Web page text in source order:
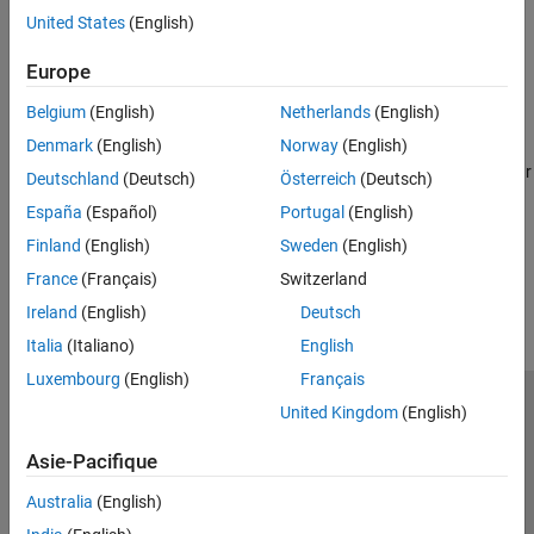
Automatisation de la compilation
Débugger le code
Diagnostiquer les problèmes lorsque vous développez du code
Profiler et améliorer les performances
Rechercher et supprimer les goulots d’étranglement dans le code
Réduire l’utilisation de la mémoire
Évaluer l’utilisation de la mémoire et appliquer des techniques pour
How useful was this information?
United States (English)
Europe
Belgium (English)
Denmark (English)
Deutschland (Deutsch)
España (Español)
Finland (English)
France (Français)
Ireland (English)
Italia (Italiano)
Luxembourg (English)
Netherlands(English)
Norway(English)
Österreich (Deutsch)
Portugal (English)
Sweden (English)
Switzerland
Deutsch
English
Français
United Kingdom(English)
Asie-Pacifique
Australia (English)
Marques déposées
Politique de confidentialité
© 1994-2026 The MathWorks, Inc.